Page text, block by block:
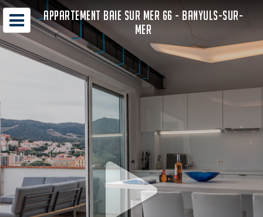
APPARTEMENT BAIE SUR MER 66 - BANYULS-SUR-
MER